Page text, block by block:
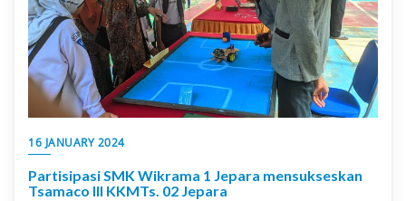
16 JANUARY 2024
Partisipasi SMK Wikrama 1 Jepara mensukseskan
Tsamaco III KKMTs. 02 Jepara